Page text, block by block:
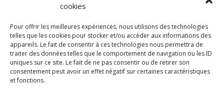
cookies
Pour offrir les meilleures expériences, nous utilisons des technologies
telles que les cookies pour stocker et/ou accéder aux informations des
appareils. Le fait de consentir à ces technologies nous permettra de
traiter des données telles que le comportement de navigation ou les ID
uniques sur ce site. Le fait de ne pas consentir ou de retirer son
consentement peut avoir un effet négatif sur certaines caractéristiques
et fonctions.
SUR LA TOILE…
Blogroll